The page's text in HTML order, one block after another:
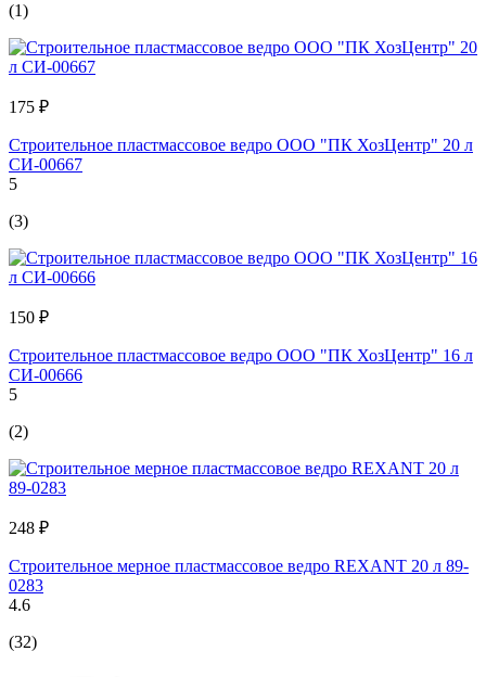
(1)
175 ₽
Строительное пластмассовое ведро ООО "ПК ХозЦентр" 20 л
СИ-00667
5
(3)
150 ₽
Строительное пластмассовое ведро ООО "ПК ХозЦентр" 16 л
СИ-00666
5
(2)
248 ₽
Строительное мерное пластмассовое ведро REXANT 20 л 89-
0283
4.6
(32)